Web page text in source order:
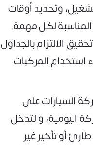
وتحديد أوقات
المناسبة لكل مهمة.
الالتزام بالجداول
استخدام المركبات
السيارات على
اليومية، والتدخل
أو تأخير غير